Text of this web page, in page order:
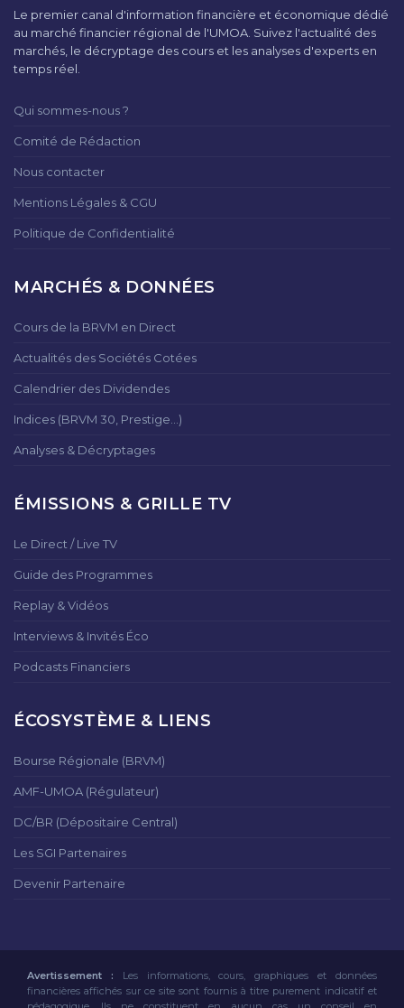
Le premier canal d'information financière et économique dédié
au marché financier régional de l'UMOA. Suivez l'actualité des
marchés, le décryptage des cours et les analyses d'experts en
temps réel.
Qui sommes-nous ?
Comité de Rédaction
Nous contacter
Mentions Légales & CGU
Politique de Confidentialité
MARCHÉS & DONNÉES
Cours de la BRVM en Direct
Actualités des Sociétés Cotées
Calendrier des Dividendes
Indices (BRVM 30, Prestige...)
Analyses & Décryptages
ÉMISSIONS & GRILLE TV
Le Direct / Live TV
Guide des Programmes
Replay & Vidéos
Interviews & Invités Éco
Podcasts Financiers
ÉCOSYSTÈME & LIENS
Bourse Régionale (BRVM)
AMF-UMOA (Régulateur)
DC/BR (Dépositaire Central)
Les SGI Partenaires
Devenir Partenaire
Avertissement : Les informations, cours, graphiques et données
financières affichés sur ce site sont fournis à titre purement indicatif et